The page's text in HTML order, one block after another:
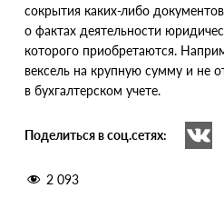
сокрытия каких-либо
о фактах деятельности
которого приобретаются.
вексель на крупную сумму и не
в бухгалтерском учете.
Поделиться в соц.сетях:
2 093